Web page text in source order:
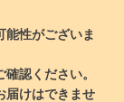
能性がございま
認ください。
けはできませ